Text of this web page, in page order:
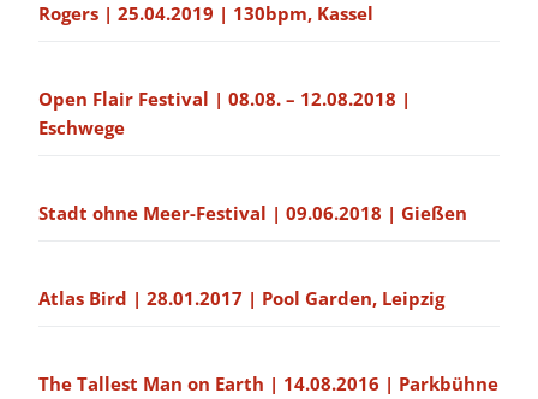
Rogers | 25.04.2019 | 130bpm, Kassel
Open Flair Festival | 08.08. – 12.08.2018 |
Eschwege
Stadt ohne Meer-Festival | 09.06.2018 | Gießen
Atlas Bird | 28.01.2017 | Pool Garden, Leipzig
The Tallest Man on Earth | 14.08.2016 | Parkbühne